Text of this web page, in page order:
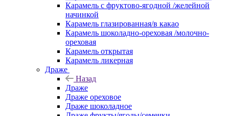
Карамель с фруктово-ягодной /желейной
начинкой
Карамель глазированная/в какао
Карамель шоколадно-ореховая /молочно-
ореховая
Карамель открытая
Карамель ликерная
Драже
Назад
Драже
Драже ореховое
Драже шоколадное